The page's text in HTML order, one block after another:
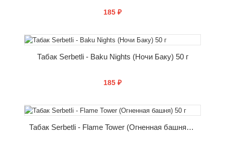
185 ₽
КУПИТЬ
Табак Serbetli - Baku Nights (Ночи Баку) 50 г
185 ₽
КУПИТЬ
Табак Serbetli - Flame Tower (Огненная башня) 50 г